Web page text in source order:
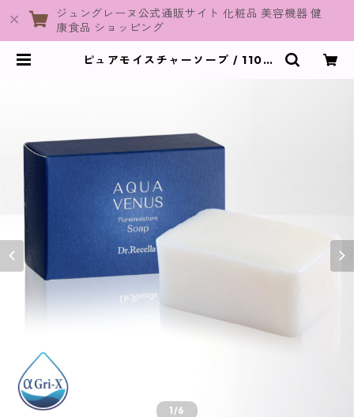
ジュングレーヌ公式通販サイト 化粧品 美容機器 健
康食品 ショッピング
ピュアモイスチャーソープ / 110g
1/6